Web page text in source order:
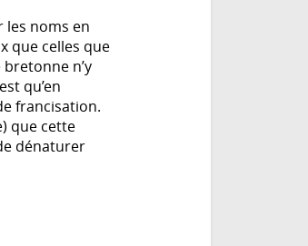
les noms en
que celles que
n’y
qu’en
francisation.
que cette
dénaturer